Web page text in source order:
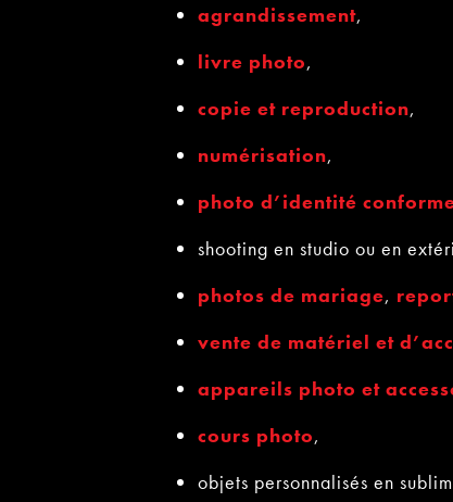
agrandissement,
livre photo,
copie et reproduction,
numérisation,
photo d’identité
shooting en studio ou en
photos de mariage,
vente de matériel et
appareils photo et
cours photo,
objets personnalisés en